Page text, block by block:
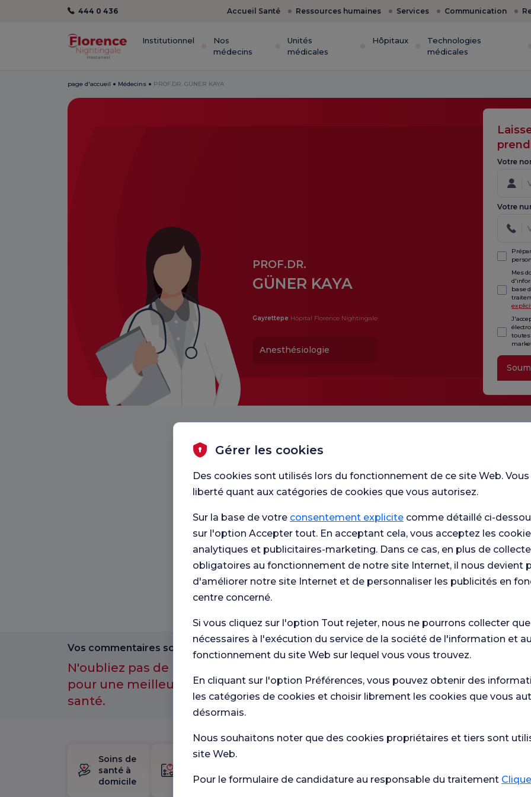
444 0 436 Accueil Santé Ressources humaines Services Communication
Institutionnel
Nos
médecins
Unités
médicales
Hôpitaux
Technologies
médicales
page d'accueil Médecins PROF.DR. GÜNER KAYA
PROF.DR.
GÜNER KAYA
GayrettepeHôpital Florence Nightingale
Anesthésiologie
Votre
Votre
Mes
base
Soins de
santé à
domicile
trousse
naissance
Santé actuelle
diarrhée ?
Vos commentaires sont importants pour nous.
N'oubliez pas de participer à nos enquêtes
pour une meilleure expérience de soins de
santé.
satisfaction
de
Gérer les cookies
Des cookies sont utilisés lors du fonctionnement de ce site Web.
liberté quant aux catégories de cookies que vous autorisez.
Sur la base de votre consentement explicite comme détaillé ci-
sur l'option Accepter tout. En acceptant cela, vous acceptez les
analytiques et publicitaires-marketing. Dans ce cas, en plus de
obligatoires au fonctionnement de notre site Internet, il nous devient
d'améliorer notre site Internet et de personnaliser les publicités en
centre concerné.
Si vous cliquez sur l'option Tout rejeter, nous ne pourrons collecter
nécessaires à l'exécution du service de la société de l'information et
fonctionnement du site Web sur lequel vous vous trouvez.
En cliquant sur l'option Préférences, vous pouvez obtenir des
les catégories de cookies et choisir librement les cookies que vous
désormais.
Nous souhaitons noter que des cookies propriétaires et tiers sont
site Web.
Pour le formulaire de candidature au responsable du traitement